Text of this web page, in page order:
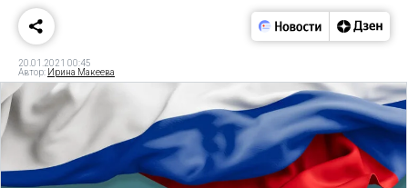
20.01.2021 00:45
Автор: Ирина Макеева